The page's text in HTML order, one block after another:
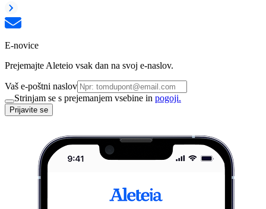
E-novice
Prejemajte Aleteio vsak dan na svoj e-naslov.
Vaš e-poštni naslov
Strinjam se s prejemanjem vsebine in pogoji.
Prijavite se